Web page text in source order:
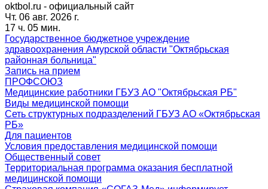
oktbol.ru - официальный сайт
Чт. 06 авг. 2026 г.
17 ч. 05 мин.
Государственное бюджетное учреждение
здравоохранения Амурской области "Октябрьская
районная больница"
Запись на прием
ПРОФСОЮЗ
Медицинские работники ГБУЗ АО "Октябрьская РБ"
Виды медицинской помощи
Сеть структурных подразделений ГБУЗ АО «Октябрьская
РБ»
Для пациентов
Условия предоставления медицинской помощи
Общественный совет
Территориальная программа оказания бесплатной
медицинской помощи